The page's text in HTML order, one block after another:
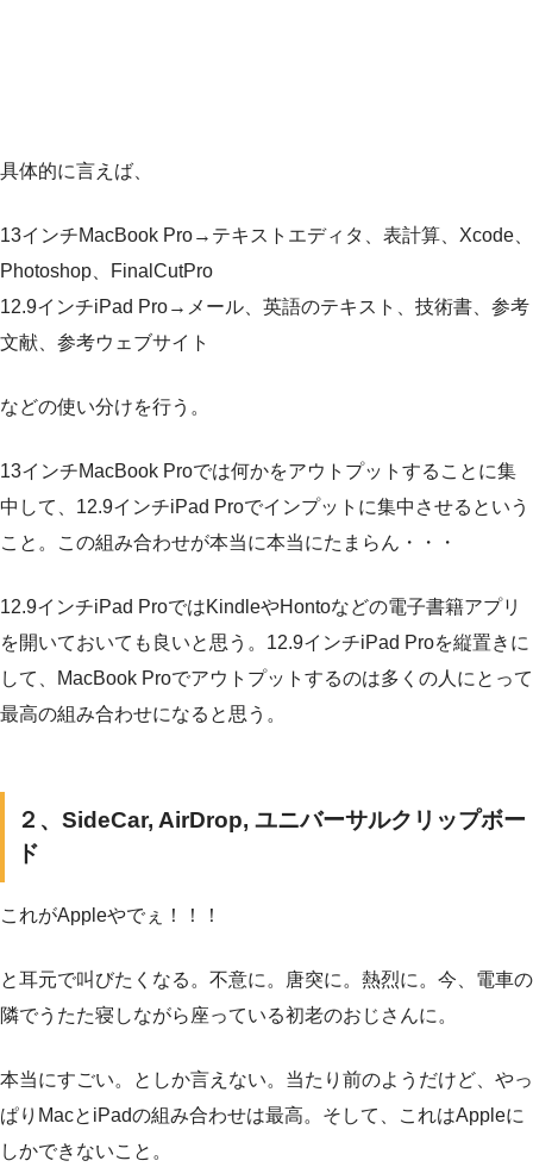
具体的に言えば、
13インチMacBook Pro→テキストエディタ、表計算、Xcode、
Photoshop、FinalCutPro
12.9インチiPad Pro→メール、英語のテキスト、技術書、参考
文献、参考ウェブサイト
などの使い分けを行う。
13インチMacBook Proでは何かをアウトプットすることに集
中して、12.9インチiPad Proでインプットに集中させるという
こと。この組み合わせが本当に本当にたまらん・・・
12.9インチiPad ProではKindleやHontoなどの電子書籍アプリ
を開いておいても良いと思う。12.9インチiPad Proを縦置きに
して、MacBook Proでアウトプットするのは多くの人にとって
最高の組み合わせになると思う。
２、SideCar, AirDrop, ユニバーサルクリップボー
ド
これがAppleやでぇ！！！
と耳元で叫びたくなる。不意に。唐突に。熱烈に。今、電車の
隣でうたた寝しながら座っている初老のおじさんに。
本当にすごい。としか言えない。当たり前のようだけど、やっ
ぱりMacとiPadの組み合わせは最高。そして、これはAppleに
しかできないこと。